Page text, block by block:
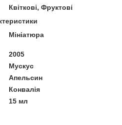
Квіткові, Фруктові
Мініатюра
2005
Мускус
Апельсин
Конвалія
15 мл